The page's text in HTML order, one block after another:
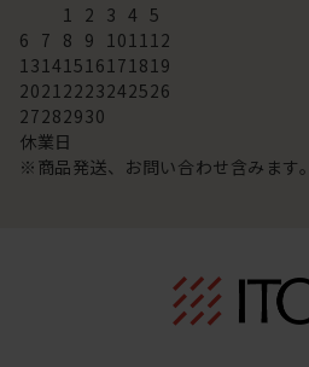
1
2 3 4 5
6 7 8 9 10 11 12
13 14 15 16 17 18 19
2021 2223242526
27282930
休業日
※商品発送、お問い合わせ含みます。